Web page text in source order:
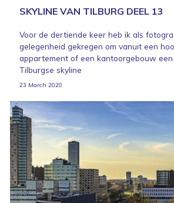
SKYLINE VAN TILBURG DEEL 13
Voor de dertiende keer heb ik als
gelegenheid gekregen om vanuit een
appartement of een kantoorgebouw
Tilburgse skyline
23 March 2020